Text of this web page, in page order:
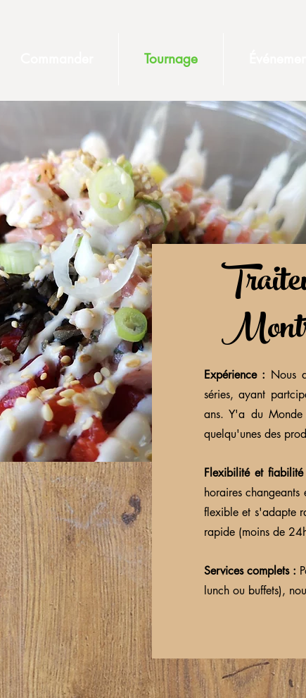
Tournage
Expérience : Nous
séries, ayant
ans. Y'a du
quelqu'unes des
Flexibilité et
horaires
flexible et s'adapte
rapide (moins de
Services complets :
lunch ou buffets),